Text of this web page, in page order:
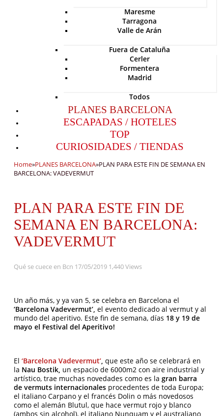
Maresme
Tarragona
Valle de Arán
Fuera de Cataluña
Cerler
Formentera
Madrid
Todos
PLANES BARCELONA
ESCAPADAS / HOTELES
TOP
CURIOSIDADES / TIENDAS
Home»PLANES BARCELONA»PLAN PARA ESTE FIN DE SEMANA EN
BARCELONA: VADEVERMUT
PLAN PARA ESTE FIN DE
SEMANA EN BARCELONA:
VADEVERMUT
Qué se cuece en Bcn 17/05/2019 1,440 Views
Un año más, y ya van 5, se celebra en Barcelona el
‘Barcelona Vadevermut’, el evento dedicado al vermut y al
mundo del aperitivo. Este fin de semana, días 18 y 19 de
mayo el Festival del Aperitivo!
El ‘Barcelona Vadevermut’, que este año se celebrará en
la Nau Bostik, un espacio de 6000m2 con aire industrial y
artístico, trae muchas novedades como es la gran barra
de vermuts internacionales procedentes de toda Europa;
el italiano Carpano y el francés Dolin o más novedosos
como el alemán Blutul, que hace vermut rojo y blanco
(ambos sin alcohol), el italiano Nunquam y el australiano